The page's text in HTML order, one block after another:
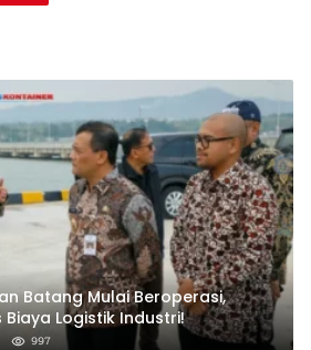
Batang Mulai Beroperasi,
Biaya Logistik Industri!
997